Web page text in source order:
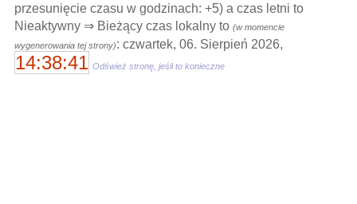
przesunięcie czasu w godzinach: +5) a czas letni to
Nieaktywny ⇒ Bieżący czas lokalny to (w momencie
wygenerowania tej strony): czwartek, 06. Sierpień 2026,
14:38:41 Odśwież stronę, jeśli to konieczne